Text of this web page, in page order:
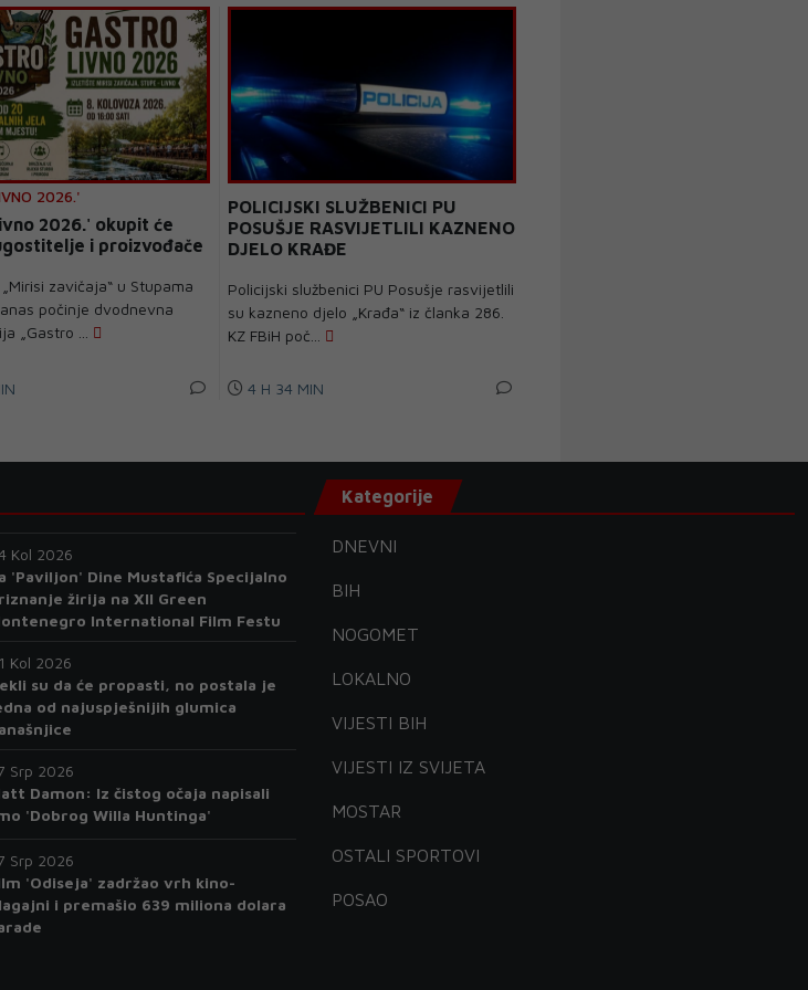
2026.'
2026.' okupit će
i proizvođače
zavičaja“ u Stupama
počinje dvodnevna
„Gastro ...
POLICIJSKI SLUŽBENICI PU
POSUŠJE RASVIJETLILI KAZNENO
DJELO KRAĐE
Policijski službenici PU Posušje rasvijetlili
su kazneno djelo „Krađa“ iz članka 286.
KZ FBiH poč...
4 H 34 MIN
Kol 2026
'Paviljon' Dine Mustafića Specijalno
žirija na XII Green
International Film Festu
Kol 2026
su da će propasti, no postala je
od najuspješnijih glumica
Srp 2026
Damon: Iz čistog očaja napisali
'Dobrog Willa Huntinga'
Srp 2026
'Odiseja' zadržao vrh kino-
i premašio 639 miliona dolara
Kategorije
DNEVNI
BIH
NOGOMET
LOKALNO
VIJESTI BIH
VIJESTI IZ SVIJETA
MOSTAR
OSTALI SPORTOVI
POSAO